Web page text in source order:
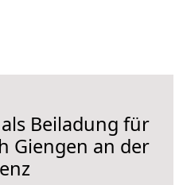
Beiladung für
Giengen an der